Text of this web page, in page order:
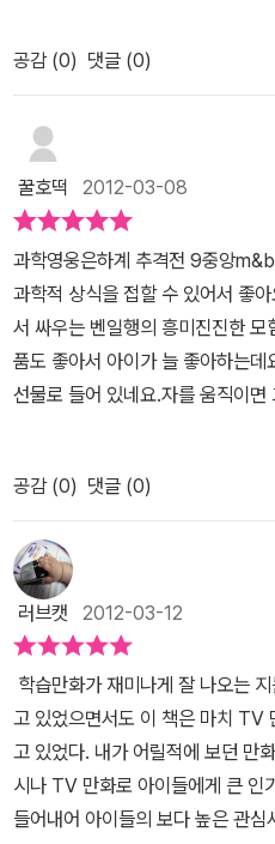
습니다. 심화학습 워크북의 문제
생각해보며 중요한 사실들을 다시
친구들도 그리 어렵지 않게 읽을
그 내용은 그리 가벼운 것이 아닙
에 대한 관심을 조금씩 키워 갑니다.
다. 요즘은 은하계나 우주,별자리
게 나와 있어 자세한 설명뿐 아니
있어 부럽기까지하다는게 솔직한
이들 또래의 소년 벤이 우주 대악
어 더욱 위기일발인 상황이다 사
일생이 있는 게 아니라 별도 역시
까지 맞이한다는 사실... 먼지가 많
안에 있는 원소를 핵융합해서 에너
떨어지면 죽음을 맞는다는 이야기
폭발로 끝이 나는데 굉장히 밝게
한다는 사실... 무거운 별일수록
생겼는지...선명한 사진으로 보여
리은하의 중심에는 무게가 태양보
차 하기 힘들정도로 지름의 거리
관심있어 하는 블랙홀에 대한 설명
빛을 내는 에너지가 바로 블랙홀이
질을 모두 빨아들인단다... 우주의
해 노력하는 벤과 친구들... 만화
대한 ,그리고 우리 은하에 대한 설
영웅 재미있게 읽고난 뒤 워크북으
게 해놓았다...이렇게 읽은 내용을
어... 반복학습효과를 볼수 있고 확
공감 (0) 댓글 (0)
꿀호떡 2012-03-08
과학영웅은하계 추격전 9중앙
과학적 상식을 접할 수 있어서 좋
서 싸우는 벤일행의 흥미진진한
품도 좋아서 아이가 늘 좋아하는
선물로 들어 있네요.자를 움직이
로 직접 볼 수 없는 드넓은 우주에
랙홀등 다양한 과학적 지식도 쌓을
최악의 행성파괴범 닥터 둠이 지
그를 잡으러 우주로 가지만 벤은 폴
벤을 구하러 그웬과 맥스할아버지,
요.그웬과 테라는 과연 벤을 구하
을까요?지구 폭발까지는 네시간
수 있을지..흥미진진한 스토리가
학습적인 내용도 많은데요.별의
습, 우리 은하의 모습,은하의 탄생
역사도 배울 수 있어요.아름다운
즐거움을 선사해 주네요. 과학영
공감 (0) 댓글 (0)
러브캣 2012-03-12
학습만화가 재미나게 잘 나오는
고 있었으면서도 이 책은 마치 TV
고 있었다. 내가 어릴적에 보던 만
시나 TV 만화로 아이들에게 큰 인
들어내어 아이들의 보다 높은 관